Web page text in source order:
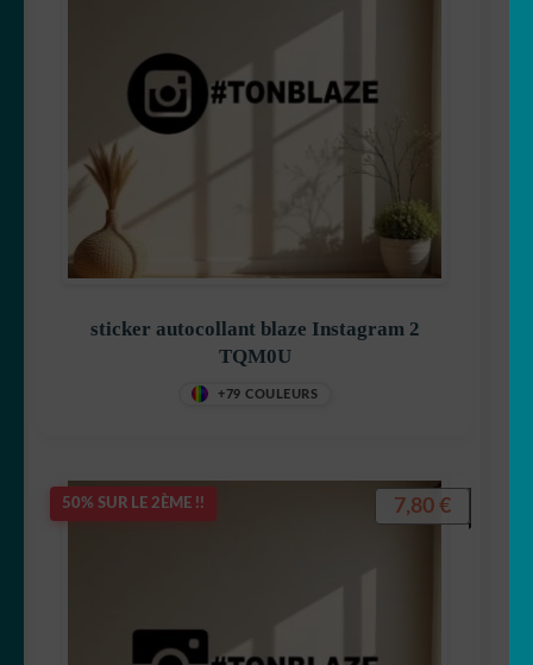
sticker autocollant blaze Instagram 2
TQM0U
+79 COULEURS
50% SUR LE 2ÈME !! 7,80 €